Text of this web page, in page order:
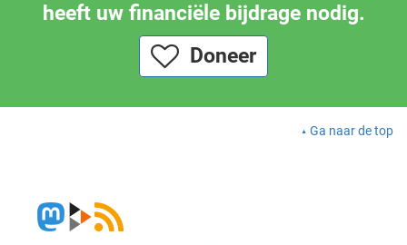
heeft uw financiële bijdrage nodig.
Doneer
Ga naar de top